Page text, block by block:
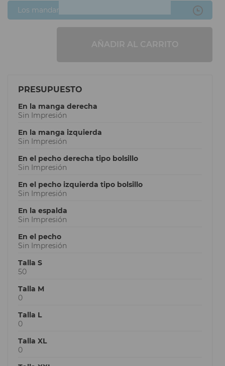
Los mandaré después
AÑADIR AL CARRITO
PRESUPUESTO
En la manga derecha
Sin Impresión
En la manga izquierda
Sin Impresión
En el pecho derecha tipo bolsillo
Sin Impresión
En el pecho izquierda tipo bolsillo
Sin Impresión
En la espalda
Sin Impresión
En el pecho
Sin Impresión
Talla S
50
Talla M
0
Talla L
0
Talla XL
0